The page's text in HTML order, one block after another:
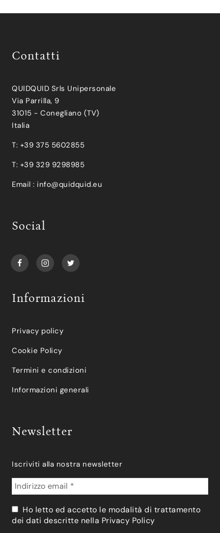
Contatti
QUIDQUID Srls Unipersonale
Via Parrilla, 9
31015 - Conegliano (TV)
Italia
T: +39 375 5602855
T: +39 329 9298985
Email : info@quidquid.eu
Social
Informazioni
Privacy policy
Cookie Policy
Termini e condizioni
Informazioni generali
Newsletter
Iscriviti alla nostra newsletter
Ho letto ed accetto le modalità di trattamento
dei dati descritte nella Privacy Policy